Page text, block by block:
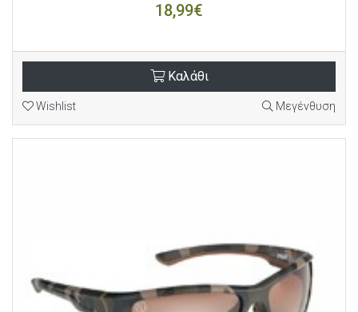
18,99€
Καλάθι
Wishlist Μεγένθυση